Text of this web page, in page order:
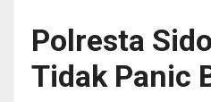
Polresta
Tidak Panic